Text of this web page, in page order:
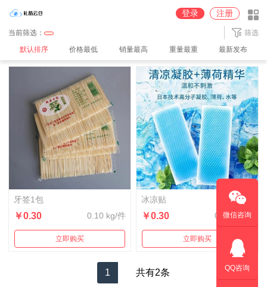
登录 注册
当前筛选： 筛选
默认排序 价格最低 销量最高 重量最重 最新发布
中通广州2【100%派送】仓
牙签1包
￥0.30 0.10 kg/件
立即购买
冰凉贴
￥0.30 0.10 kg/件
立即购买
1 共有2条
微信咨询
QQ咨询